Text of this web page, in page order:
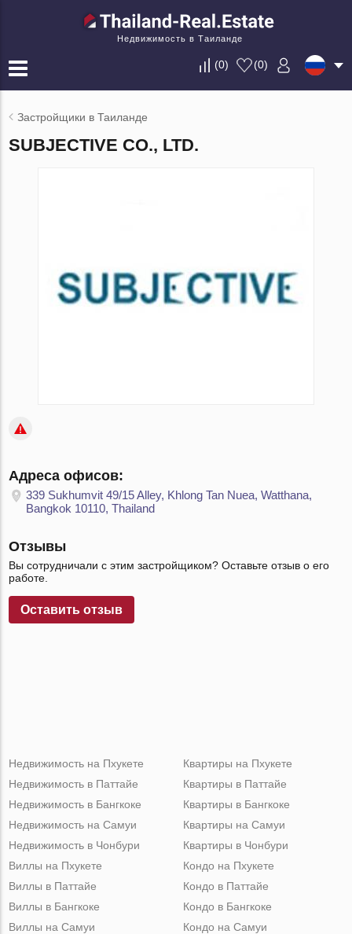
Недвижимость в Таиланде
(0) (0)
Застройщики в Таиланде
SUBJECTIVE CO., LTD.
Адреса офисов:
339 Sukhumvit 49/15 Alley, Khlong Tan Nuea, Watthana,
Bangkok 10110, Thailand
Отзывы
Вы сотрудничали с этим застройщиком? Оставьте отзыв о его
работе.
Оставить отзыв
Недвижимость на Пхукете
Недвижимость в Паттайе
Недвижимость в Бангкоке
Недвижимость на Самуи
Недвижимость в Чонбури
Квартиры на Пхукете
Квартиры в Паттайе
Квартиры в Бангкоке
Квартиры на Самуи
Квартиры в Чонбури
Виллы на Пхукете
Виллы в Паттайе
Виллы в Бангкоке
Виллы на Самуи
Кондо на Пхукете
Кондо в Паттайе
Кондо в Бангкоке
Кондо на Самуи